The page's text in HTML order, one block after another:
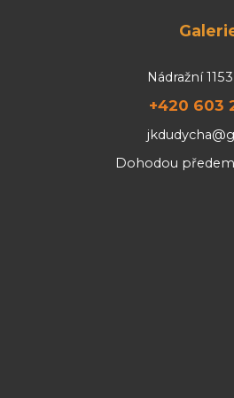
Galerie
Nádražní
+420 603
Dohodou